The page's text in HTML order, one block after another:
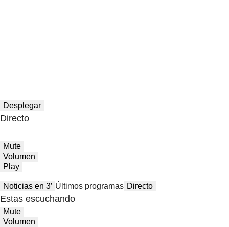
Desplegar
Directo
Mute
Volumen
Play
Noticias en 3′ Últimos programas Directo
Estas escuchando
Mute
Volumen